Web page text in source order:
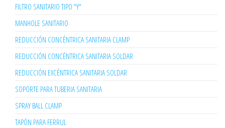
FILTRO SANITARIO TIPO "Y"
MANHOLE SANITARIO
REDUCCIÓN CONCÉNTRICA SANITARIA CLAMP
REDUCCIÓN CONCÉNTRICA SANITARIA SOLDAR
REDUCCIÓN EXCÉNTRICA SANITARIA SOLDAR
SOPORTE PARA TUBERIA SANITARIA
SPRAY BALL CLAMP
TAPÓN PARA FERRUL